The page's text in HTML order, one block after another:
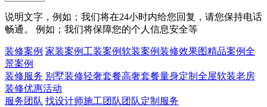
说明文字，例如；我们将在24小时内给您回复，请您保持电话
畅通。 例如；我们将保障您的个人信息安全等
装修案例 家装案例 工装案例软装案例装修效果图精品案例全
景案例
装修服务 别墅装修轻奢套餐高奢套餐量身定制 全屋软装老房
装修优惠活动
服务团队 找设计师施工团队 团队定制服务